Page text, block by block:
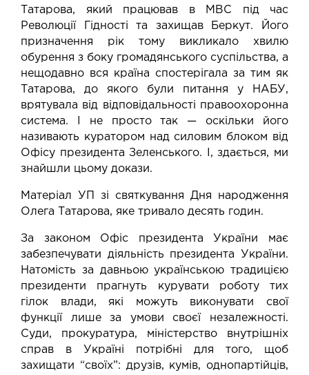
Татарова, який працював в МВС під час
Революції Гідності та захищав Беркут. Його
призначення рік тому викликало хвилю
обурення з боку громадянського суспільства, а
нещодавно вся країна спостерігала за тим як
Татарова, до якого були питання у НАБУ,
врятувала від відповідальності правоохоронна
система. І не просто так — оскільки його
називають куратором над силовим блоком від
Офісу президента Зеленського. І, здається, ми
знайшли цьому докази.
Матеріал УП зі святкування Дня народження
Олега Татарова, яке тривало десять годин.
За законом Офіс президента України має
забезпечувати діяльність президента України.
Натомість за давньою українською традицією
президенти прагнуть курувати роботу тих
гілок влади, які можуть виконувати свої
функції лише за умови своєї незалежності.
Суди, прокуратура, міністерство внутрішніх
справ в Україні потрібні для того, щоб
захищати “своїх”: друзів, кумів, однопартійців,